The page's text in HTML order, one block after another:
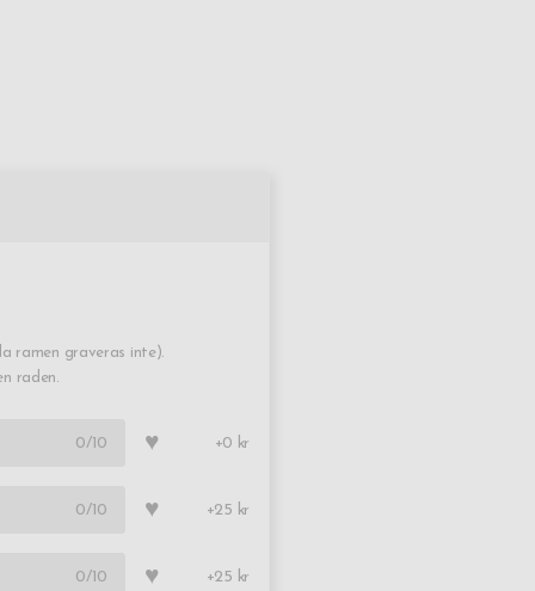
ramen graveras inte).
raden.
0/10 ♥ +0 kr
0/10 ♥ +25 kr
0/10 ♥ +25 kr